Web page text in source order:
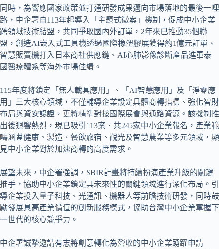
同時，為響應國家政策並打通研發成果邁向市場落地的最後一哩
路，中企署自113年起導入「主題式徵案」機制，促成中小企業
跨領域技術結盟，共同爭取國內外訂單，2年來已推動35個聯
盟，創造AI嵌入式工具機透過國際橡塑膠展獲得約1億元訂單、
智慧販賣機打入日本商社供應鏈、AI心肺影像診斷產品進軍泰
國醫療體系等海外市場佳績。
115年度將鎖定「無人載具應用」、「AI智慧應用」及「淨零應
用」三大核心領域，不僅輔導企業設定具體商轉指標、強化智財
布局與資安認證，更將精準對接國際展會與通路資源。該機制推
出後迴響熱烈，現已吸引113案、共245家中小企業報名，產業範
疇涵蓋健康、製造、餐飲旅宿、觀光及智慧農業等多元領域，顯
見中小企業對於加速商轉的高度需求。
展望未來，中企署強調，SBIR計畫將持續扮演產業升級的關鍵
推手，協助中小企業鎖定具未來性的關鍵領域進行深化布局。引
導企業投入量子科技、光通訊、機器人等前瞻技術研發，同時鼓
勵發展具高產業價值的創新服務模式，協助台灣中小企業掌握下
一世代的核心競爭力。
中企署誠摯邀請有志將創意轉化為營收的中小企業踴躍申請